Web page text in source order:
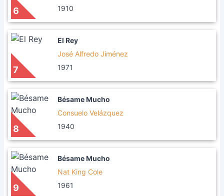
6 1910
7
El Rey
José Alfredo Jiménez
1971
8
Bésame Mucho
Consuelo Velázquez
1940
9
Bésame Mucho
Nat King Cole
1961